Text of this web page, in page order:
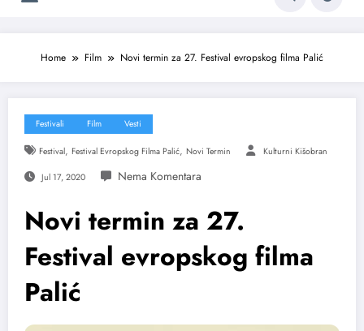
Home Film Novi termin za 27. Festival evropskog filma Palić
Festivali Film Vesti
Festival, Festival Evropskog Filma Palić, Novi Termin Kulturni Kišobran
Jul 17, 2020
Novi termin za 27.
Festival evropskog filma
Palić